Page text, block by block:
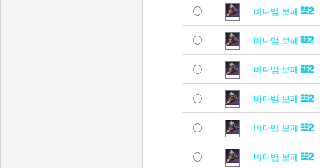
바다뱀 보패
바다뱀 보패
바다뱀 보패
바다뱀 보패
바다뱀 보패
바다뱀 보패